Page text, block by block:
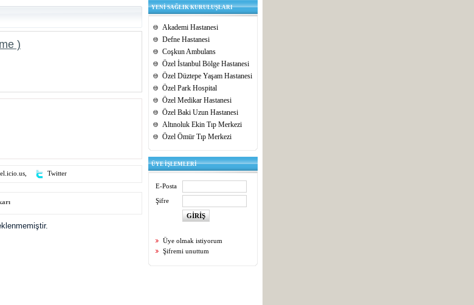
)
Twitter
YENİ SAĞLIK KURULUŞLARI
Akademi Hastanesi
Defne Hastanesi
Coşkun Ambulans
Özel İstanbul Bölge Hastanesi
Özel Düztepe Yaşam Hastanesi
Özel Park Hospital
Özel Medikar Hastanesi
Özel Baki Uzun Hastanesi
Altınoluk Ekin Tıp Merkezi
Özel Ömür Tıp Merkezi
ÜYE İŞLEMLERİ
E-Posta
Şifre
Üye olmak istiyorum
Şifremi unuttum